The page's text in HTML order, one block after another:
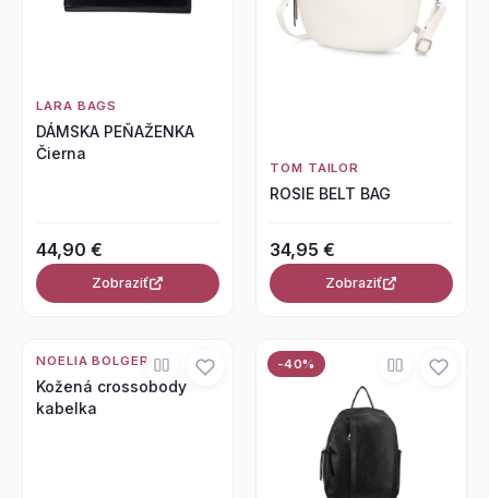
LARA BAGS
DÁMSKA PEŇAŽENKA
Čierna
44,90 €
Zobraziť
TOM TAILOR
ROSIE BELT BAG
34,95 €
Zobraziť
NOELIA BOLGER
Kožená crossobody
kabelka
-40%